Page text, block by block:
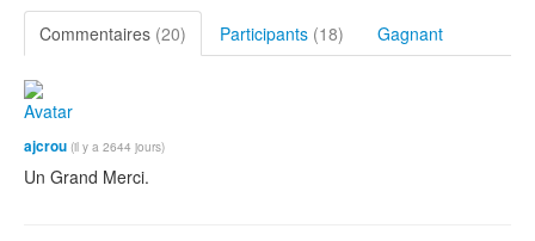
Commentaires (20) Participants (18) Gagnant
ajcrou (il y a 2644 jours)
Un Grand Merci.